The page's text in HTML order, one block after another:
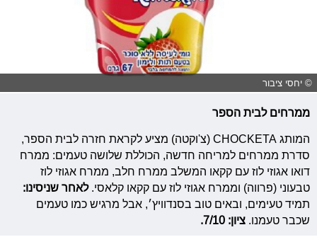
© יחסי ציבור
ממרחים לבית הספר
המותג CHOCKETA (צ'וקטה) מציע לקראת חזרה לבית הספר,
סדרת ממרחים למריחה חדשה, הכוללת שלושה טעמים: ממרח
דואו אגוזי לוז עם קקאו המשלב ממרח חלב, ממרח אגוזי לוז
טבעוני (פרווה) וממרח אגוזי לוז עם קקאו קלאסי.לאחר שניסינו:
תמיד טעימים, ובאים טוב בסנדוויץ׳, אבל מרגיש כמו טעמים
שכבר טעמנו. ציון: 7/10.